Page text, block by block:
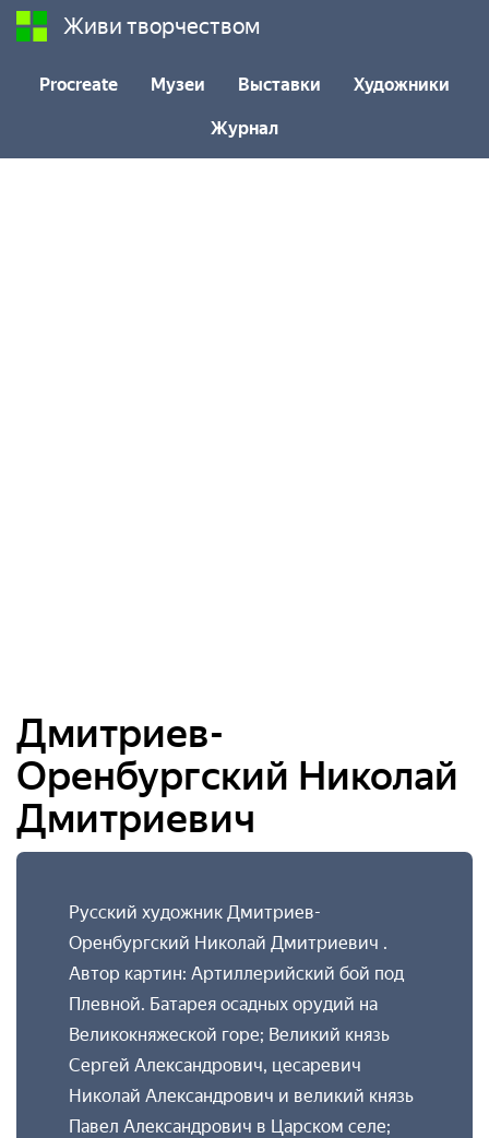
Живи творчеством
Procreate Музеи Выставки Художники
Журнал
Дмитриев-
Оренбургский Николай
Дмитриевич
Русский художник Дмитриев-
Оренбургский Николай Дмитриевич .
Автор картин: Артиллерийский бой под
Плевной. Батарея осадных орудий на
Великокняжеской горе; Великий князь
Сергей Александрович, цесаревич
Николай Александрович и великий князь
Павел Александрович в Царском селе;